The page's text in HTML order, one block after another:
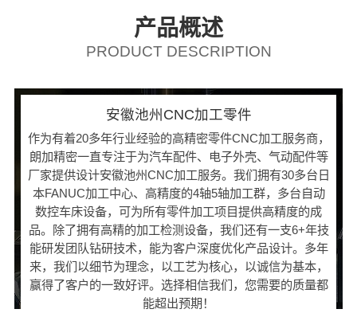
产品概述
PRODUCT DESCRIPTION
安徽池州CNC加工零件
作为有着20多年行业经验的高精密零件CNC加工服务商，
朗加精密一直专注于为汽车配件、电子外壳、气动配件等
厂家提供设计安徽池州CNC加工服务。我们拥有30多台日
本FANUC加工中心、高精度的4轴5轴加工群，多台自动
数控车床设备，可为所有零件加工项目提供高精度的成
品。除了拥有高精的加工检测设备，我们还有一支6+年技
能研发团队钻研技术，能为客户深度优化产品设计。多年
来，我们以细节为理念，以工艺为核心，以诚信为基本，
赢得了客户的一致好评。选择相信我们，您需要的质量都
能超出预期！